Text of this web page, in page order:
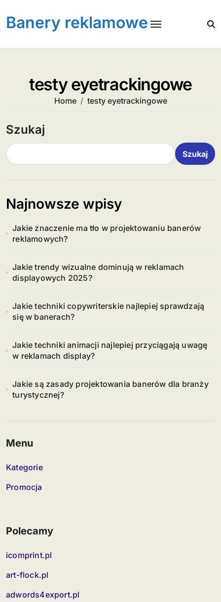
content
Banery reklamowe
testy eyetrackingowe
Home testy eyetrackingowe
Szukaj
Szukaj
Najnowsze wpisy
Jakie znaczenie ma tło w projektowaniu banerów
reklamowych?
Jakie trendy wizualne dominują w reklamach
displayowych 2025?
Jakie techniki copywriterskie najlepiej sprawdzają
się w banerach?
Jakie techniki animacji najlepiej przyciągają uwagę
w reklamach display?
Jakie są zasady projektowania banerów dla branży
turystycznej?
Menu
Kategorie
Promocja
Polecamy
icomprint.pl
art-flock.pl
adwords4export.pl